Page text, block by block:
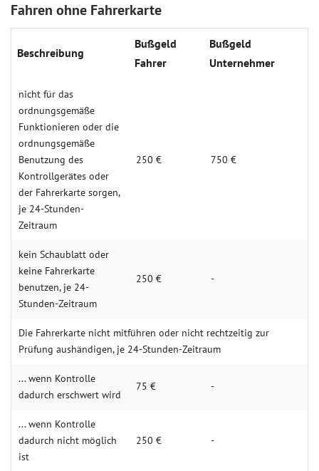
Fahren ohne Fahrerkarte
Beschreibung
Bußgeld
Fahrer
Bußgeld
Unternehmer
nicht für das
ordnungsgemäße
Funktionieren oder die
ordnungsgemäße
Benutzung des
Kontrollgerätes oder
der Fahrerkarte sorgen,
je 24-Stunden-
Zeitraum
250 € 750 €
kein Schaublatt oder
keine Fahrerkarte
benutzen, je 24-
Stunden-Zeitraum
250 € -
Die Fahrerkarte nicht mitführen oder nicht rechtzeitig zur
Prüfung aushändigen, je 24-Stunden-Zeitraum
... wenn Kontrolle
dadurch erschwert wird
75 € -
... wenn Kontrolle
dadurch nicht möglich
ist
250 € -